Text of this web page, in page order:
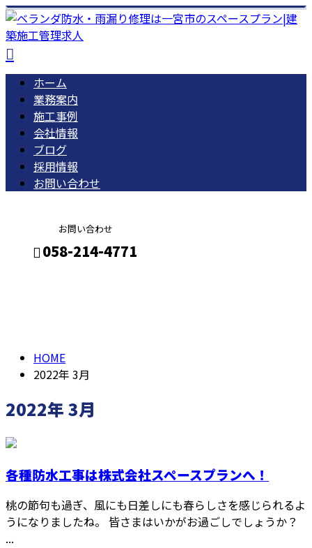
ホーム
業務案内
施工事例
会社情報
ブログ
採用情報
お問い合わせ
お問い合わせ
058-214-4771
HOME
2022年 3月
2022年 3月
各種防水工事は株式会社スペースプランへ！
桃の節句も過ぎ、風にも日差しにも春らしさを感じられるよ
うになりましたね。 皆さまはいかがお過ごしでしょうか？
...